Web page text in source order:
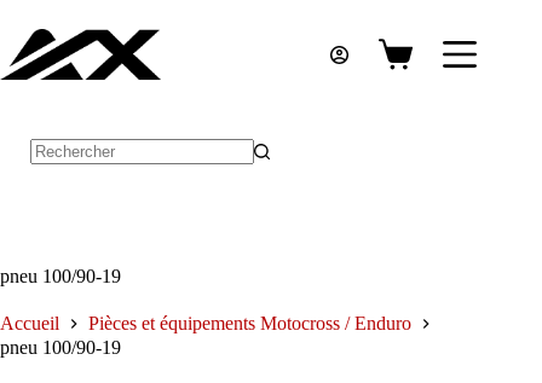
contenu
Panier
pneu 100/90-19
Accueil
Pièces et équipements Motocross / Enduro
pneu 100/90-19